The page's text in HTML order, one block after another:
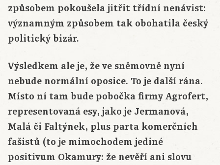
způsobem pokoušela jitřit třídní nenávist:
významným způsobem tak obohatila český
politický bizár.
Výsledkem ale je, že ve sněmovně nyní
nebude normální oposice. To je další rána.
Místo ní tam bude pobočka firmy Agrofert,
representovaná esy, jako je Jermanová,
Malá či Faltýnek, plus parta komerčních
fašistů (to je mimochodem jediné
positivum Okamury: že nevěří ani slovu